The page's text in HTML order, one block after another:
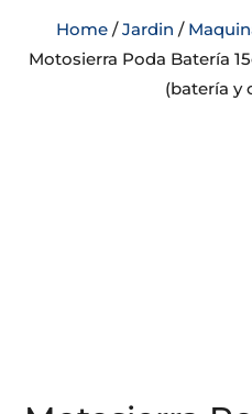
Home /Jardin /
Motosierra Poda Batería
(batería y